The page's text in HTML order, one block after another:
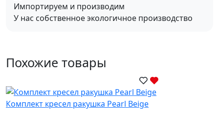
Импортируем и производим
У нас собственное экологичное производство
Похожие товары
Комплект кресел ракушка Pearl Beige